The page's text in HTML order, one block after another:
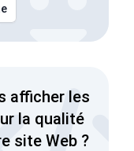
afficher les
la qualité
site Web ?